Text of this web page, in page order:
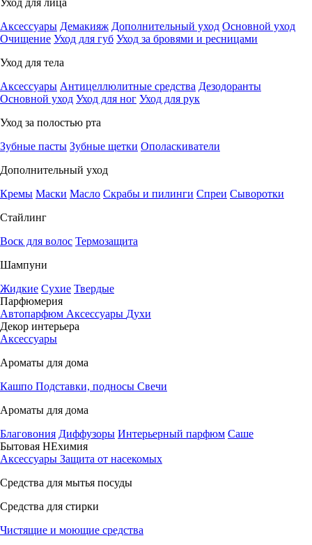
Уход для лица
Аксессуары Демакияж Дополнительный уход Основной уход
Очищение Уход для губ Уход за бровями и ресницами
Уход для тела
Аксессуары Антицеллюлитные средства Дезодоранты
Основной уход Уход для ног Уход для рук
Уход за полостью рта
Зубные пасты Зубные щетки Ополаскиватели
Дополнительный уход
Кремы Маски Масло Скрабы и пилинги Спреи Сыворотки
Стайлинг
Воск для волос Термозащита
Шампуни
Жидкие Сухие Твердые
Парфюмерия
Автопарфюм Аксессуары Духи
Декор интерьера
Аксессуары
Ароматы для дома
Кашпо Подставки, подносы Свечи
Ароматы для дома
Благовония Диффузоры Интерьерный парфюм Саше
Бытовая НЕхимия
Аксессуары Защита от насекомых
Средства для мытья посуды
Средства для стирки
Чистящие и моющие средства